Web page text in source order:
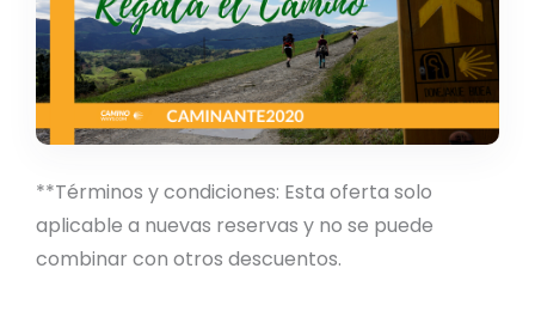
**Términos y condiciones: Esta oferta solo
aplicable a nuevas reservas y no se puede
combinar con otros descuentos.